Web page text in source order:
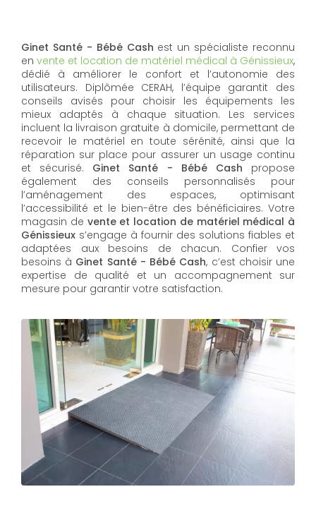
Ginet Santé - Bébé Cash est un spécialiste reconnu
en vente et location de matériel médical à Génissieux,
dédié à améliorer le confort et l’autonomie des
utilisateurs. Diplômée CERAH, l’équipe garantit des
conseils avisés pour choisir les équipements les
mieux adaptés à chaque situation. Les services
incluent la livraison gratuite à domicile, permettant de
recevoir le matériel en toute sérénité, ainsi que la
réparation sur place pour assurer un usage continu
et sécurisé. Ginet Santé - Bébé Cash propose
également des conseils personnalisés pour
l’aménagement des espaces, optimisant
l’accessibilité et le bien-être des bénéficiaires. Votre
magasin de vente et location de matériel médical à
Génissieux s’engage à fournir des solutions fiables et
adaptées aux besoins de chacun. Confier vos
besoins à Ginet Santé - Bébé Cash, c’est choisir une
expertise de qualité et un accompagnement sur
mesure pour garantir votre satisfaction.